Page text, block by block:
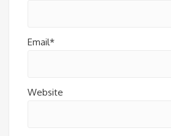
Email*
Website